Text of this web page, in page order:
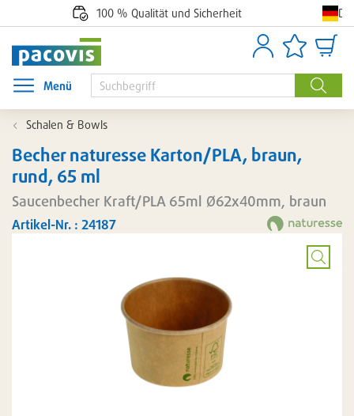
100 % Qualität und Sicherheit
Suche
AnmeldenArtikellisten
Menü
Menü öffnen
Schalen & Bowls
Becher naturesse Karton/PLA, braun,
rund, 65 ml
Saucenbecher Kraft/PLA 65ml Ø62x40mm, braun
Artikel-Nr. : 24187
Bild